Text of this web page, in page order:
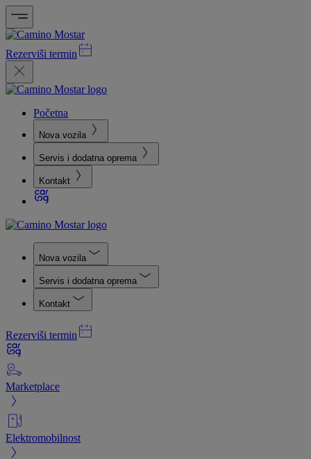
Rezerviši termin
Početna
Nova vozila
Servis i dodatna oprema
Kontakt
Nova vozila
Servis i dodatna oprema
Kontakt
Rezerviši termin
Marketplace
Elektromobilnost